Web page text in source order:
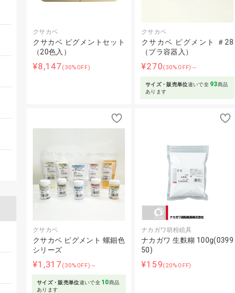
クサカベ
クサカベ ピグメントセット
（20色入）
¥8,147 (30%OFF)
クサカベ
クサカベ ピグメント ＃28
（プラ容器入）
¥270(30%OFF)～
サイズ・販売単位違いで全 93商品
あります
クサカベ
クサカベ ピグメント 螺鈿色
シリーズ
¥1,317 (30%OFF)～
サイズ・販売単位違いで全 10商品
あります
ナカガワ胡粉絵具
ナカガワ 生麩糊 100g(0399
50)
¥159(20%OFF)